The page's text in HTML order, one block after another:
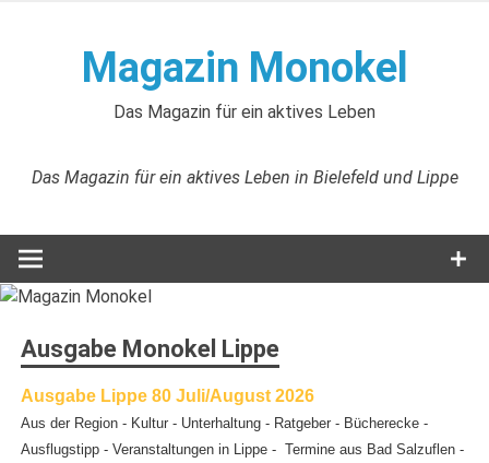
Magazin Monokel
Das Magazin für ein aktives Leben
Das Magazin für ein aktives Leben in Bielefeld und Lippe
Ausgabe Monokel Lippe
Ausgabe Lippe 80 Juli/August 2026
Aus der Region - Kultur - Unterhaltung - Ratgeber - Bücherecke -
Ausflugstipp - Veranstaltungen in Lippe - Termine aus Bad Salzuflen -